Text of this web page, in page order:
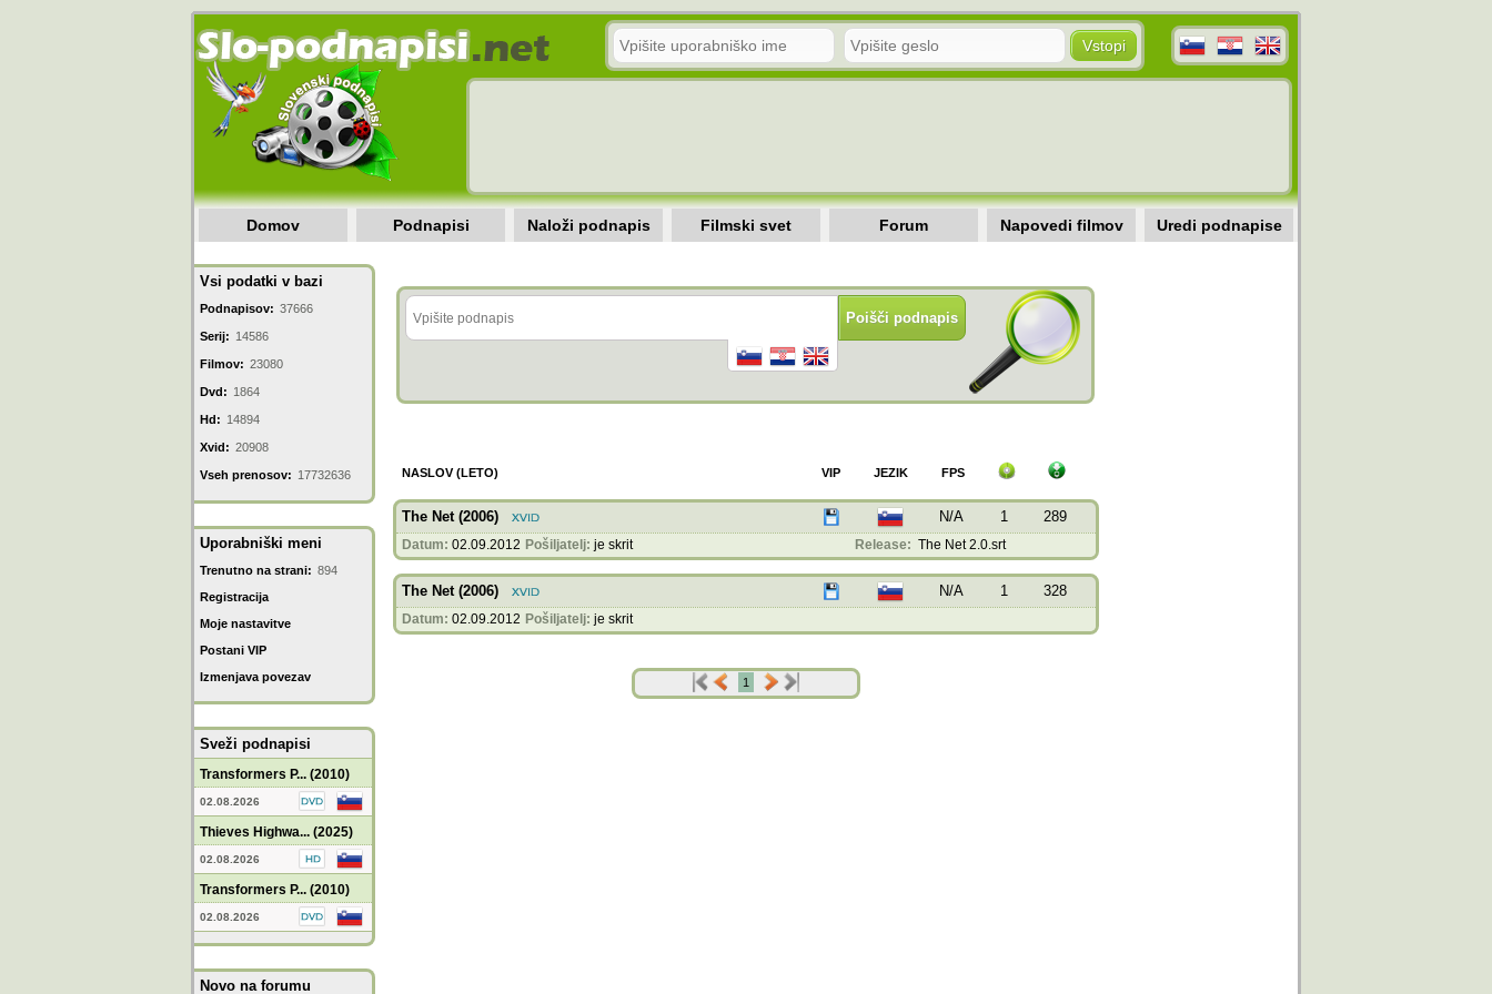
Domov Podnapisi Naloži podnapis Filmski svet Forum Napovedi filmov Uredi podnapise
Vsi podatki v bazi
Podnapisov: 37666
Serij: 14586
Filmov: 23080
Dvd: 1864
Hd: 14894
Xvid: 20908
Vseh prenosov: 17732636
Uporabniški meni
Trenutno na strani: 894
Registracija
Moje nastavitve
Postani VIP
Izmenjava povezav
Sveži podnapisi
Transformers P... (2010)
02.08.2026
Thieves Highwa... (2025)
02.08.2026
Transformers P... (2010)
02.08.2026
Novo na forumu
NASLOV (LETO) FPS
JEZIK
VIP
The Net (2006) N/A 1 289
Datum: 02.09.2012 Pošiljatelj: je skrit Release: The Net 2.0.srt
The Net (2006) N/A 1 328
Datum: 02.09.2012 Pošiljatelj: je skrit
1